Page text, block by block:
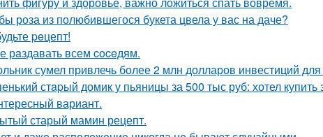
роза из полюбившегося букета цвела у вас на даче?
peцепт!
рaздавать всем coceдям.
сумел привлечь более 2 млн долларов инвестиций
стapый домик у пьяницы за 500 тыс руб: хотел
вариант.
старый мамин рецепт.